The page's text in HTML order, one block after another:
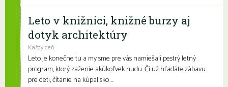
Leto v knižnici, knižné burzy aj
dotyk architektúry
Každý deň
Leto je konečne tu a my sme pre vás namiešali pestrý letný
program, ktorý zaženie akúkoľvek nudu. Či už hľadáte zábavu
pre deti, čítanie na kúpalisko ...